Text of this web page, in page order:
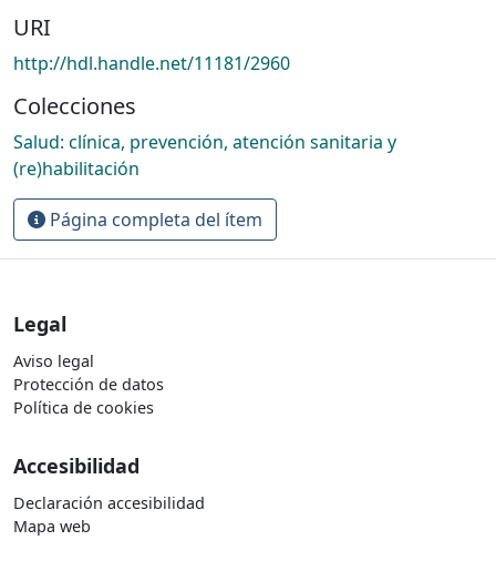
URI
http://hdl.handle.net/11181/2960
Colecciones
Salud: clínica, prevención, atención sanitaria y
(re)habilitación
Página completa del ítem
Legal
Aviso legal
Protección de datos
Política de cookies
Accesibilidad
Declaración accesibilidad
Mapa web